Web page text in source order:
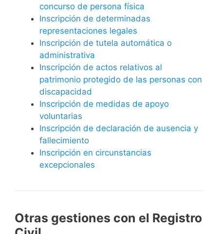
concurso de persona física
Inscripción de determinadas
representaciones legales
Inscripción de tutela automática o
administrativa
Inscripción de actos relativos al
patrimonio protegido de las personas con
discapacidad
Inscripción de medidas de apoyo
voluntarias
Inscripción de declaración de ausencia y
fallecimiento
Inscripción en circunstancias
excepcionales
Otras gestiones con el Registro